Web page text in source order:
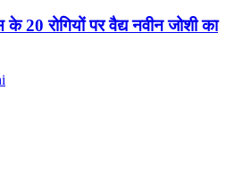
20 रोगियों पर वैद्य नवीन जोशी का